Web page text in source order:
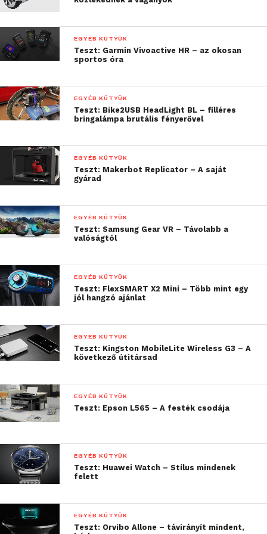
természetesen egy USB-OTG szabványt támogató
androidos okostelefonnal is. Mivel nem
merevlemezről, hanem egy SSD-ről van szó, ezért
alapelvárás volt a villámgyors sebesség.
Talán nem meglepő, hogy ezt a készülék simán
hozza, a méréseim szerint olvasáskor maximum 425
hozott a T3-as. Ez megegyezik a Samsung
ígéreteivel, a dél-koreai gyártó a dobozon maximum
450 MB/s-os olvasási sebességet ígér, amit
elképzelhetetlennek. Persze ehhez az is kell, hogy
USB 3.0-ás csatlakozóra kössük rá, ellenkező esetben
be kell érnünk a jelentősen lassabb USB 2.0
EGYÉB KÜTYÜK
Teszt: Garmin Vivoactive HR – az okosan
sportos óra
EGYÉB KÜTYÜK
Teszt: Bike2USB HeadLight BL – filléres
bringalámpa brutális fényerővel
EGYÉB KÜTYÜK
Teszt: Makerbot Replicator – A saját
gyárad
EGYÉB KÜTYÜK
Teszt: Samsung Gear VR – Távolabb a
valóságtól
EGYÉB KÜTYÜK
Teszt: FlexSMART X2 Mini – Több mint egy
jól hangzó ajánlat
EGYÉB KÜTYÜK
Teszt: Kingston MobileLite Wireless G3 – A
következő útitársad
EGYÉB KÜTYÜK
Teszt: Epson L565 – A festék csodája
EGYÉB KÜTYÜK
Teszt: Huawei Watch – Stílus mindenek
felett
EGYÉB KÜTYÜK
Teszt: Orvibo Allone – távirányít mindent,